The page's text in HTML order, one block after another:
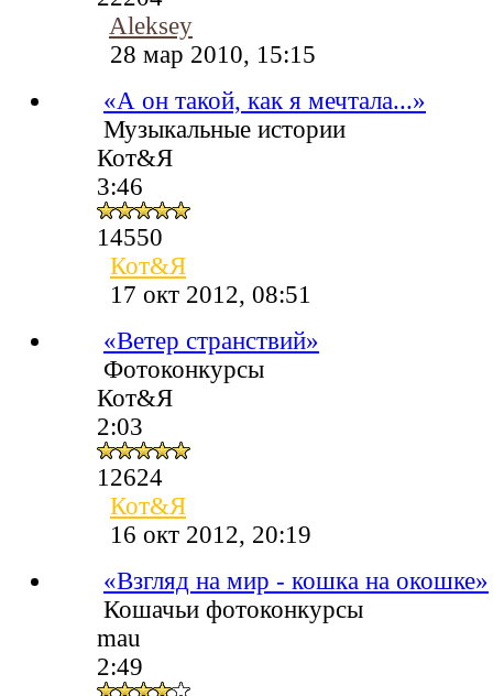
Aleksey
28 мар 2010, 15:15
«А он такой, как я мечтала...»
Музыкальные истории
Кот&Я
3:46
14550
Кот&Я
17 окт 2012, 08:51
«Ветер странствий»
Фотоконкурсы
Кот&Я
2:03
12624
Кот&Я
16 окт 2012, 20:19
«Взгляд на мир - кошка на окошке»
Кошачьи фотоконкурсы
mau
2:49